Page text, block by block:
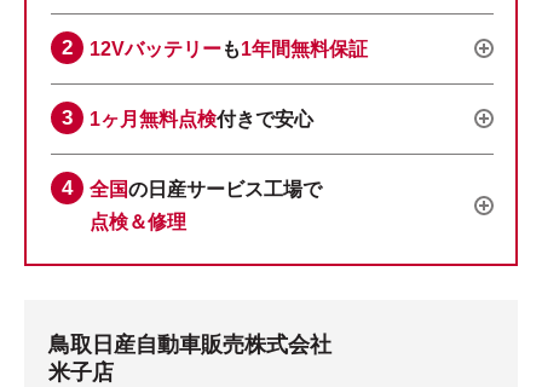
12Vバッテリーも1年間無料保証
1ヶ月無料点検付きで安心
全国の日産サービス工場で
点検＆修理
鳥取日産自動車販売株式会社
米子店